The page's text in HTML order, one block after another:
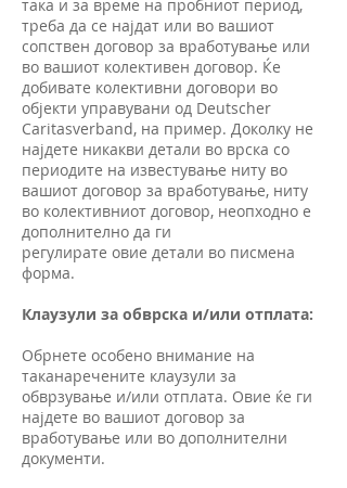
така и за време на пробниот период,
треба да се најдат или во вашиот
сопствен договор за вработување или
во вашиот колективен договор. Ќе
добивате колективни договори во
објекти управувани од Deutscher
Caritasverband, на пример. Доколку не
најдете никакви детали во врска со
периодите на известување ниту во
вашиот договор за вработување, ниту
во колективниот договор, неопходно е
дополнително да ги
регулирате овие детали во писмена
форма.
Клаузули за обврска и/или отплата:
Обрнете особено внимание на
таканаречените клаузули за
обврзување и/или отплата. Овие ќе ги
најдете во вашиот договор за
вработување или во дополнителни
документи.